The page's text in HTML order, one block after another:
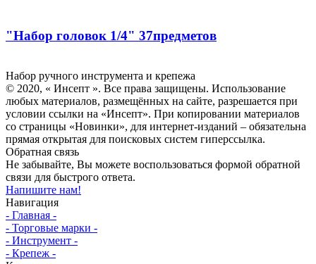
"Набор головок 1/4" 37предметов
Набор ручного инструмента и крепежа
© 2020, « Инсепт ». Все права защищены. Использование
любых материалов, размещённых на сайте, разрешается при
условии ссылки на «Инсепт». При копировании материалов
со страницы «Новинки», для интернет-изданий – обязательна
прямая открытая для поисковых систем гиперссылка.
Обратная связь
Не забывайте, Вы можете воспользоваться формой обратной
связи для быстрого ответа.
Напишите нам!
Навигация
- Главная -
- Торговые марки -
- Инструмент -
- Крепеж -